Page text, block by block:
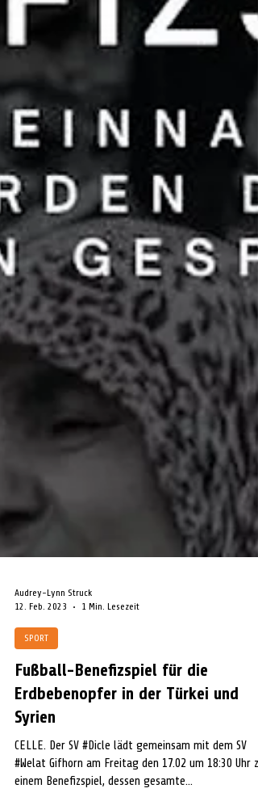
Audrey-Lynn Struck
12. Feb. 2023
SPORT
Fußball-Benefizspiel für die